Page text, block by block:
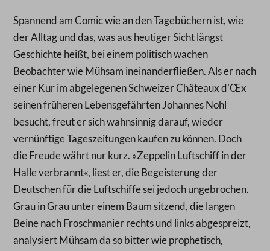
Spannend am Comic wie an den Tagebüchern ist, wie
der Alltag und das, was aus heutiger Sicht längst
Geschichte heißt, bei einem politisch wachen
Beobachter wie Mühsam ineinanderfließen. Als er nach
einer Kur im abgelegenen Schweizer Châteaux d’Œx
seinen früheren Lebensgefährten Johannes Nohl
besucht, freut er sich wahnsinnig darauf, wieder
vernünftige Tageszeitungen kaufen zu können. Doch
die Freude währt nur kurz. »Zeppelin Luftschiff in der
Halle verbrannt«, liest er, die Begeisterung der
Deutschen für die Luftschiffe sei jedoch ungebrochen.
Grau in Grau unter einem Baum sitzend, die langen
Beine nach Froschmanier rechts und links abgespreizt,
analysiert Mühsam da so bitter wie prophetisch,